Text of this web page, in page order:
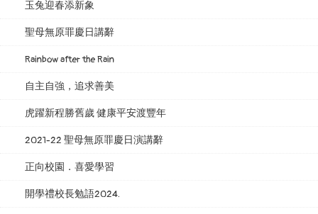
玉兔迎春添新象
聖母無原罪慶日講辭
Rainbow after the Rain
自主自強，追求善美
虎躍新程勝舊歲 健康平安渡豐年
2021-22 聖母無原罪慶日演講辭
正向校園．喜愛學習
開學禮校長勉語2024.